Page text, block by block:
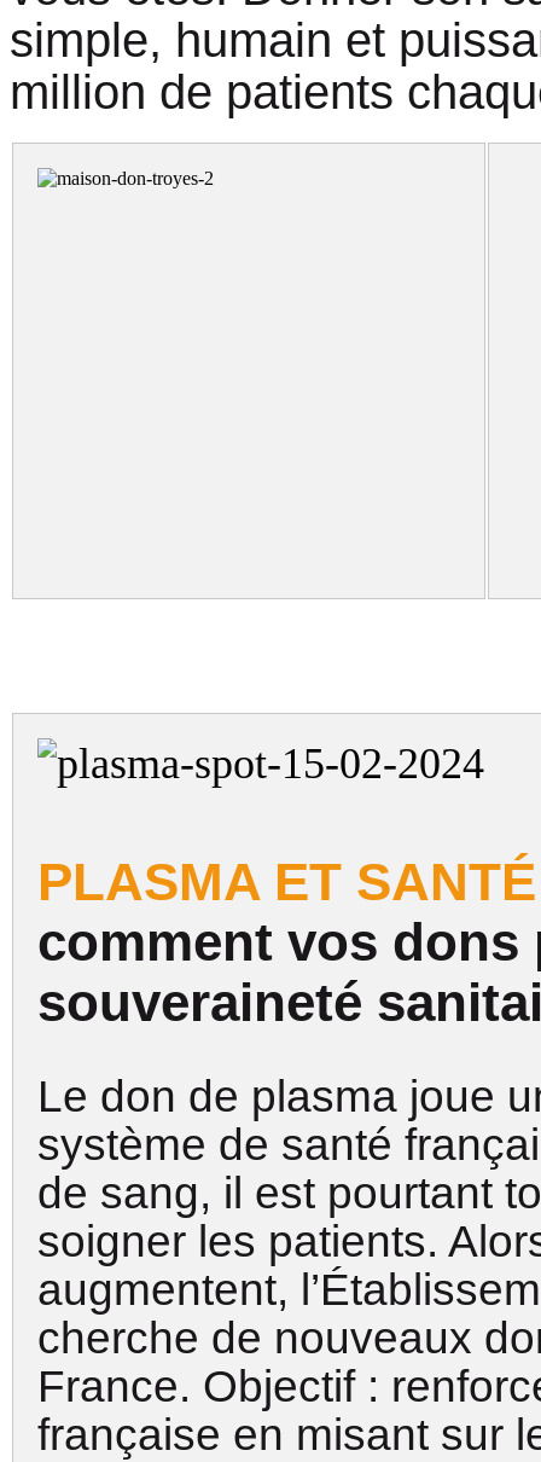
simple, humain et
million de patients
PLASMA ET
comment vos dons
souveraineté
Le don de plasma joue
système de santé
de sang, il est pourtant
soigner les patients.
augmentent,
cherche de nouveaux
France. Objectif :
française en misant sur